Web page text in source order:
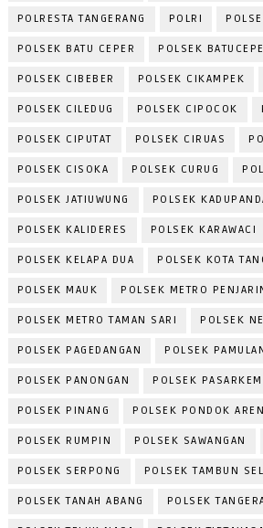
POLRESTA TANGERANG POLRI
POLSEK BATU CEPER POLSEK
POLSEK CIBEBER POLSEK CIKAMPEK
POLSEK CILEDUG POLSEK CIPOCOK
POLSEK CIPUTAT POLSEK CIRUAS
POLSEK CISOKA POLSEK CURUG
POLSEK JATIUWUNG POLSEK
POLSEK KALIDERES POLSEK KARAWACI
POLSEK KELAPA DUA POLSEK KOTA
POLSEK MAUK POLSEK METRO
POLSEK METRO TAMAN SARI POLSEK
POLSEK PAGEDANGAN POLSEK
POLSEK PANONGAN POLSEK
POLSEK PINANG POLSEK PONDOK AREN
POLSEK RUMPIN POLSEK SAWANGAN
POLSEK SERPONG POLSEK TAMBUN
POLSEK TANAH ABANG POLSEK